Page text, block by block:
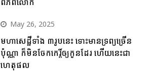
May 26, 2025
មហាសេដ្ឋីទាំង ៣រូបនេះ ទោះមានទ្រព្យច្រើន
ប៉ុណ្ណា ក៏មិនចែកកេរ្តិ៍ឲ្យកូនដែរ ហើយនេះជា
ហេតុផល